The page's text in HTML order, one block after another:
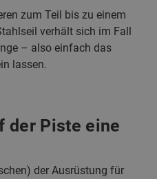
zum Teil bis zu einem
verhält sich im Fall
– also einfach das
lassen.
der Piste eine
der Ausrüstung für